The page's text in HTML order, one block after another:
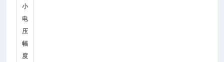
小
电
压
幅
度